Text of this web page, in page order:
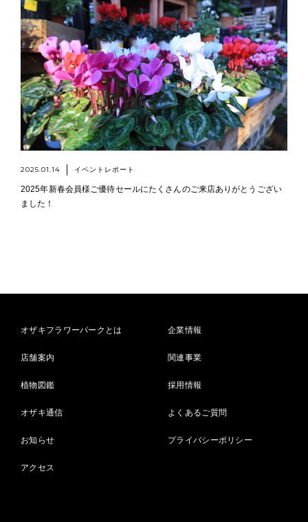
2025.01.14 イベントレポート
2025年新春会員様ご優待セールにたくさんのご来店ありがとうござい
ました！
オザキフラワーパークとは
店舗案内
植物図鑑
オザキ通信
お知らせ
アクセス
企業情報
関連事業
採用情報
よくあるご質問
プライバシーポリシー